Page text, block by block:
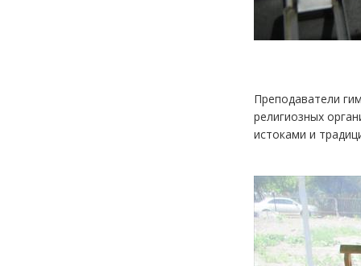
Преподаватели
религиозных
истоками и